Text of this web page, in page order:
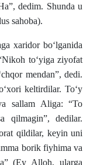
dedim. Shunda u
sahoba).
xaridor bo‘lganida
to‘yiga ziyofat
mendan”, dedi.
keltirdilar. To‘y
sallam Aliga: “To
qilmagin”, dedilar.
qildilar, keyin uni
borik fiyhima va
(Ey Alloh, ularga